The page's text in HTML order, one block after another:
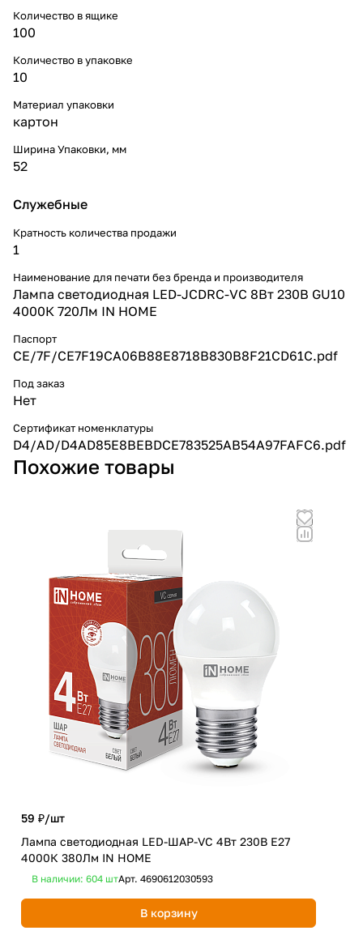
Количество в ящике
100
Количество в упаковке
10
Материал упаковки
картон
Ширина Упаковки, мм
52
Служебные
Кратность количества продажи
1
Наименование для печати без бренда и производителя
Лампа светодиодная LED-JCDRC-VC 8Вт 230В GU10
4000К 720Лм IN HOME
Паспорт
CE/7F/CE7F19CA06B88E8718B830B8F21CD61C.pdf
Под заказ
Нет
Сертификат номенклатуры
D4/AD/D4AD85E8BEBDCE783525AB54A97FAFC6.pdf
Похожие товары
59 ₽/шт
Лампа светодиодная LED-ШАР-VC 4Вт 230В Е27
4000К 380Лм IN HOME
В наличии: 604 штАрт. 4690612030593
В корзину